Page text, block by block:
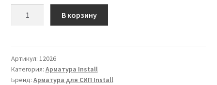
PA-
1500
В корзину
Артикул: 12026
Категория: Арматура Install
Бренд: Арматура для СИП Install